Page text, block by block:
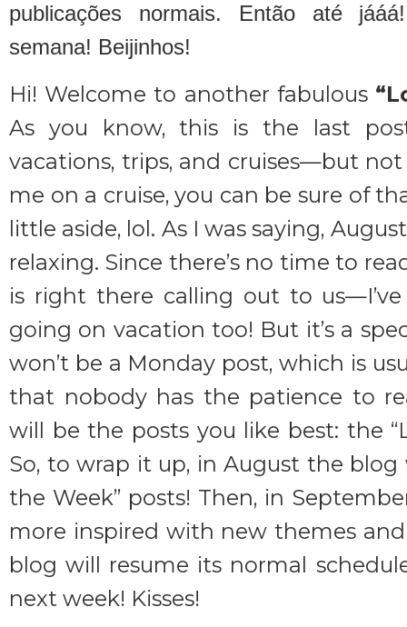
publicações normais. Então até
semana! Beijinhos!
Hi! Welcome to another fabulous
As you know, this is the last
vacations, trips, and cruises—but not
me on a cruise, you can be sure of
little aside, lol. As I was saying,
relaxing. Since there’s no time to
is right there calling out to
going on vacation too! But it’s a
won’t be a Monday post, which is
that nobody has the patience to
will be the posts you like best: the
So, to wrap it up, in August the blog
the Week” posts! Then, in
more inspired with new themes
blog will resume its normal
next week! Kisses!